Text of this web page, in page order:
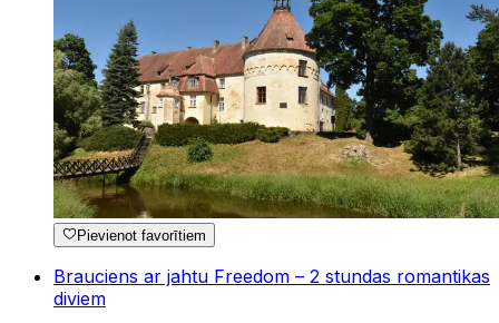
Pievienot favorītiem
Brauciens ar jahtu Freedom – 2 stundas romantikas
diviem